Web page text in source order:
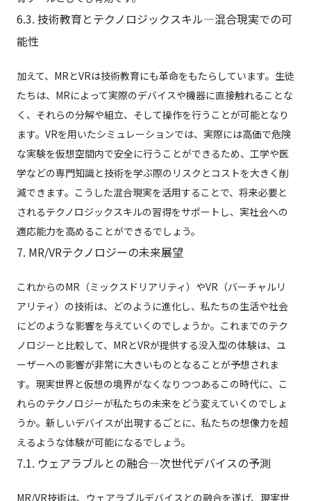
6.3. 技術教育とテクノロジックスキル—混合現実での可
能性
加えて、MRとVRは技術教育にも革命をもたらしています。生徒
たちは、MRによって実際のデバイスや機器に直接触れることな
く、それらの分解や組立、そして操作を行うことが可能となり
ます。VRを用いたシミュレーションでは、実際には高価で危険
な実験を仮想空間内で安全に行うことができるため、工学や医
学などの専門知識と技術を学ぶ際のリスクとコストを大きく削
減できます。こうした混合現実を活用することで、将来必要と
されるテクノロジックスキルの習得をサポートし、実社会への
適応能力を高めることができるでしょう。
7. MR/VRテクノロジーの未来展望
これからのMR（ミックスドリアリティ）やVR（バーチャルリ
アリティ）の技術は、どのように進化し、私たちの生活や社会
にどのような影響を与えていくのでしょうか。これまでのテク
ノロジーと比較して、MRとVRが提供する没入型の体験は、ユ
ーザーへの影響が非常に大きいものとなることが予想されま
す。現実世界と仮想の境界がなくなりつつあるこの時代に、こ
れらのテクノロジーが私たちの未来をどう変えていくのでしょ
うか。新しいデバイスが出現するごとに、私たちの想像力を超
えるような体験が可能になるでしょう。
7.1. ウェアラブルとの融合—次世代デバイスの予測
MR/VR技術は、ウェアラブルデバイスとの融合を遂げ、現実世